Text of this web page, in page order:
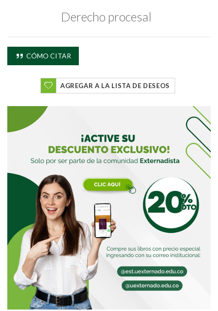
Derecho procesal
CÓMO CITAR
AGREGAR A LA LISTA DE DESEOS